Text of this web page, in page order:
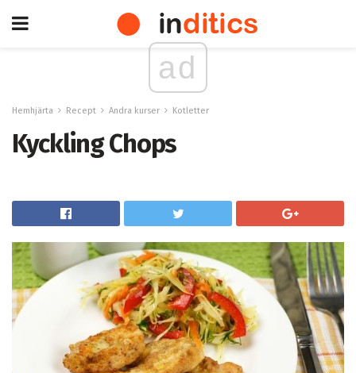
ad
Hemhjärta Recept Andra kurser Kotletter
Kyckling Chops